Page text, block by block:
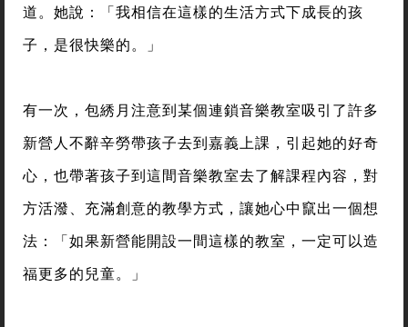
道。她說：「我相信在這樣的生活方式下成長的孩
子，是很快樂的。」
有一次，包綉月注意到某個連鎖音樂教室吸引了許多
新營人不辭辛勞帶孩子去到嘉義上課，引起她的好奇
心，也帶著孩子到這間音樂教室去了解課程內容，對
方活潑、充滿創意的教學方式，讓她心中竄出一個想
法：「如果新營能開設一間這樣的教室，一定可以造
福更多的兒童。」